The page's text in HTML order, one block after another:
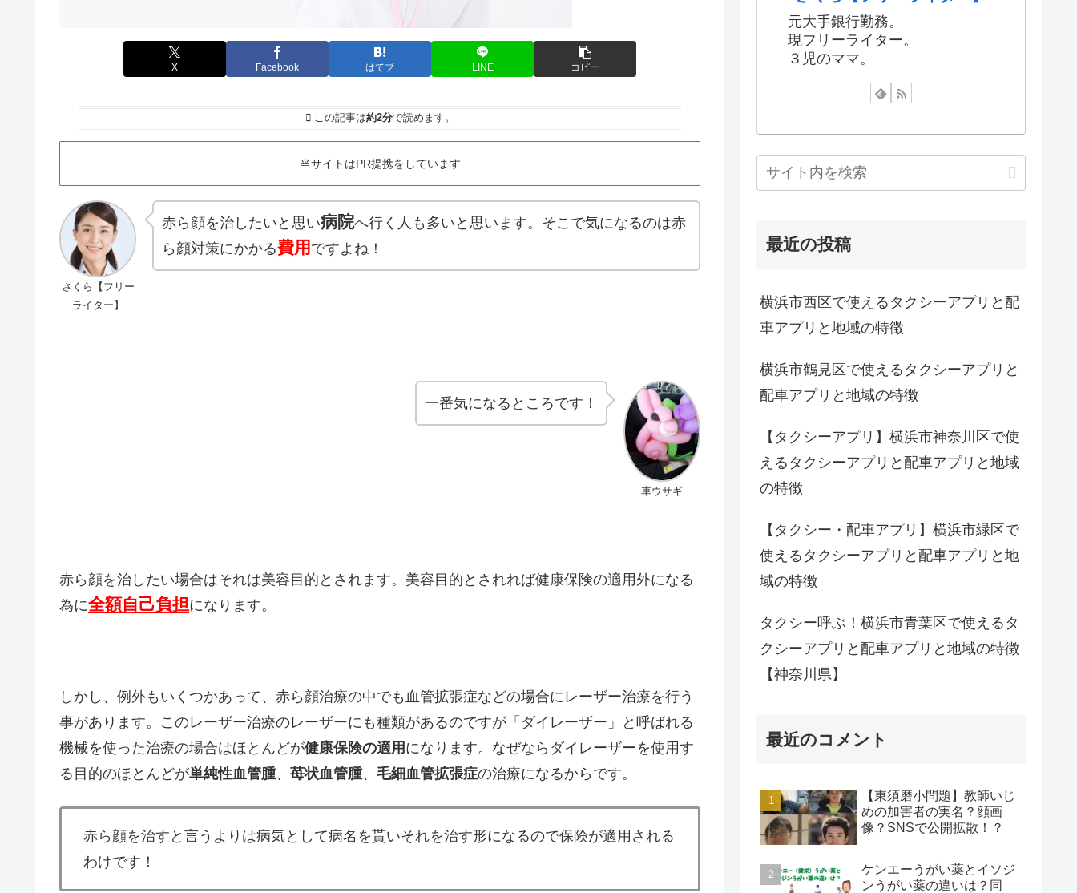
X Facebook はてブ LINE コピー
この記事は約2分で読めます。
当サイトはPR提携をしています
さくら【フリー
ライター】
赤ら顔を治したいと思い病院へ行く人も多いと思います。そこで気になるのは赤
ら顔対策にかかる費用 ですよね！
車ウサギ
一番気になるところです！
赤ら顔を治したい場合はそれは美容目的とされます。美容目的とされれば健康保険の適用外になる
為に全額自己負担になります。
しかし、例外もいくつかあって、赤ら顔治療の中でも血管拡張症などの場合にレーザー治療を行う
事があります。このレーザー治療のレーザーにも種類があるのですが「ダイレーザー」と呼ばれる
機械を使った治療の場合はほとんどが健康保険の適用 になります。なぜならダイレーザーを使用す
る目的のほとんどが単純性血管腫、 苺状血管腫、 毛細血管拡張症の治療になるからです。
赤ら顔を治すと言うよりは病気として病名を貰いそれを治す形になるので保険が適用される
わけです！
元大手銀行勤務。
現フリーライター。
３児のママ。
最近の投稿
横浜市西区で使えるタクシーアプリと配
車アプリと地域の特徴
横浜市鶴見区で使えるタクシーアプリと
配車アプリと地域の特徴
【タクシーアプリ】横浜市神奈川区で使
えるタクシーアプリと配車アプリと地域
の特徴
【タクシー・配車アプリ】横浜市緑区で
使えるタクシーアプリと配車アプリと地
域の特徴
タクシー呼ぶ！横浜市青葉区で使えるタ
クシーアプリと配車アプリと地域の特徴
【神奈川県】
最近のコメント
【東須磨小問題】教師いじ
めの加害者の実名？顔画
像？SNSで公開拡散！？
ケンエーうがい薬とイソジ
ンうがい薬の違いは？同